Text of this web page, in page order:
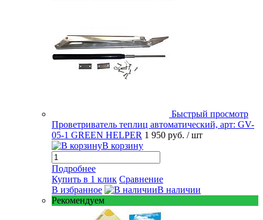
Быстрый просмотр
Проветриватель теплиц автоматический, арт: GV-
05-1 GREEN HELPER 1 950 руб. / шт
В корзину
Подробнее
Купить в 1 клик Сравнение
В избранное
В наличии
Рекомендуем